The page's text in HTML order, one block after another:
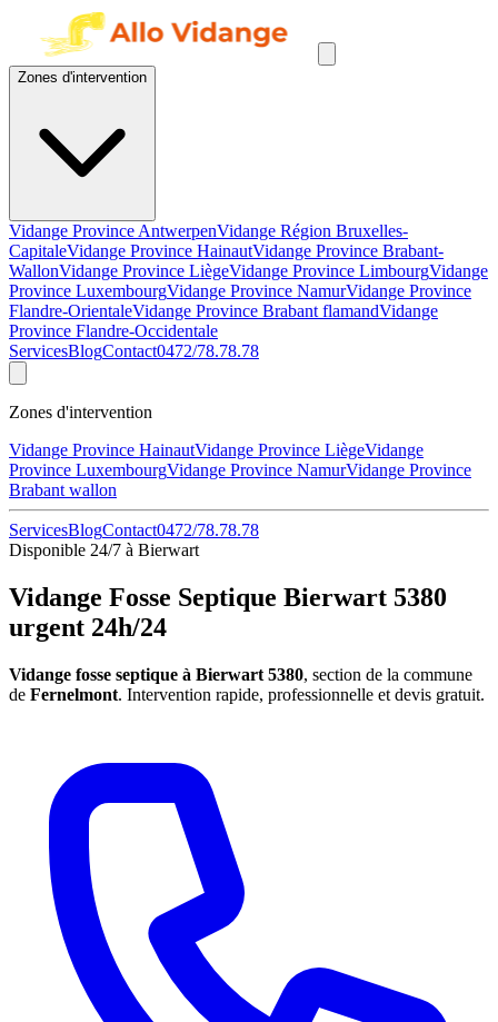
Zones d'intervention
Vidange Province AntwerpenVidange Région Bruxelles-
CapitaleVidange Province HainautVidange Province Brabant-
WallonVidange Province LiègeVidange Province LimbourgVidange
Province LuxembourgVidange Province NamurVidange Province
Flandre-OrientaleVidange Province Brabant flamandVidange
Province Flandre-Occidentale
ServicesBlogContact0472/78.78.78
Zones d'intervention
Vidange Province HainautVidange Province LiègeVidange
Province LuxembourgVidange Province NamurVidange Province
Brabant wallon
ServicesBlogContact0472/78.78.78
Disponible 24/7 à Bierwart
Vidange Fosse Septique Bierwart 5380
urgent 24h/24
Vidange fosse septique à Bierwart 5380, section de la commune
de Fernelmont. Intervention rapide, professionnelle et devis gratuit.